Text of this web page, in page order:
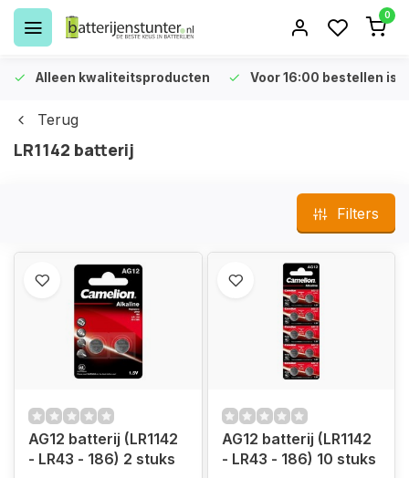
0
Alleen kwaliteitsproducten Voor 16:00 bestellen is
Terug
LR1142 batterij
Filters
AG12 batterij (LR1142
- LR43 - 186) 2 stuks
AG12 batterij (LR1142
- LR43 - 186) 10 stuks